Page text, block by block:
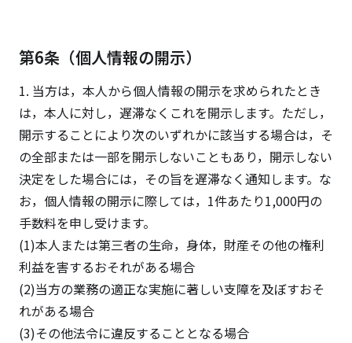
第6条（個人情報の開示）
1. 当方は，本人から個人情報の開示を求められたとき
は，本人に対し，遅滞なくこれを開示します。ただし，
開示することにより次のいずれかに該当する場合は，そ
の全部または一部を開示しないこともあり，開示しない
決定をした場合には，その旨を遅滞なく通知します。な
お，個人情報の開示に際しては，1件あたり1,000円の
手数料を申し受けます。
(1)本人または第三者の生命，身体，財産その他の権利
利益を害するおそれがある場合
(2)当方の業務の適正な実施に著しい支障を及ぼすおそ
れがある場合
(3)その他法令に違反することとなる場合